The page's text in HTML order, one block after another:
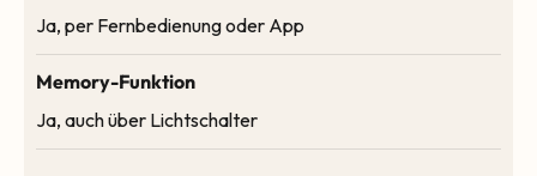
Ja, per Fernbedienung oder App
Memory-Funktion
Ja, auch über Lichtschalter